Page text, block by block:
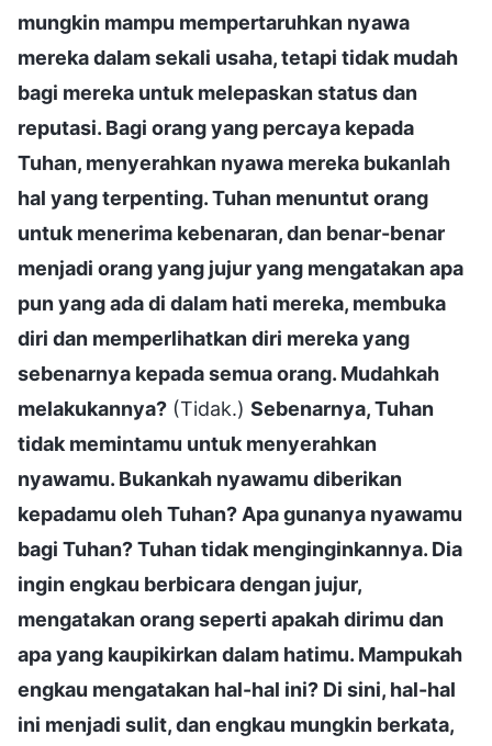
mungkin mampu mempertaruhkan nyawa
mereka dalam sekali usaha, tetapi tidak mudah
bagi mereka untuk melepaskan status dan
reputasi. Bagi orang yang percaya kepada
Tuhan, menyerahkan nyawa mereka bukanlah
hal yang terpenting. Tuhan menuntut orang
untuk menerima kebenaran, dan benar-benar
menjadi orang yang jujur yang mengatakan apa
pun yang ada di dalam hati mereka, membuka
diri dan memperlihatkan diri mereka yang
sebenarnya kepada semua orang. Mudahkah
melakukannya? (Tidak.) Sebenarnya, Tuhan
tidak memintamu untuk menyerahkan
nyawamu. Bukankah nyawamu diberikan
kepadamu oleh Tuhan? Apa gunanya nyawamu
bagi Tuhan? Tuhan tidak menginginkannya. Dia
ingin engkau berbicara dengan jujur,
mengatakan orang seperti apakah dirimu dan
apa yang kaupikirkan dalam hatimu. Mampukah
engkau mengatakan hal-hal ini? Di sini, hal-hal
ini menjadi sulit, dan engkau mungkin berkata,